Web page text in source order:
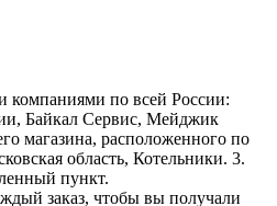
компаниями по всей России:
Байкал Сервис, Мейджик
магазина, расположенного по
область, Котельники. 3.
пункт.
заказ, чтобы вы получали